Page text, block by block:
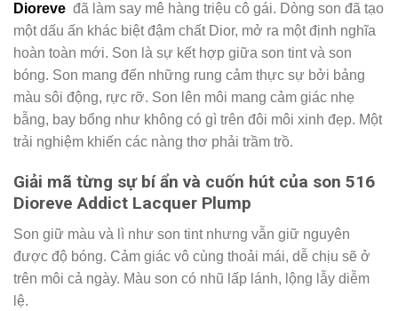
Dioreve đã làm say mê hàng triệu cô gái. Dòng son đã tạo
một dấu ấn khác biệt đậm chất Dior, mở ra một định nghĩa
hoàn toàn mới. Son là sự kết hợp giữa son tint và son
bóng. Son mang đến những rung cảm thực sự bởi bảng
màu sôi động, rực rỡ. Son lên môi mang cảm giác nhẹ
bẫng, bay bổng như không có gì trên đôi môi xinh đẹp. Một
trải nghiệm khiến các nàng thơ phải trầm trồ.
Giải mã từng sự bí ẩn và cuốn hút của son 516
Dioreve Addict Lacquer Plump
Son giữ màu và lì như son tint nhưng vẫn giữ nguyên
được độ bóng. Cảm giác vô cùng thoải mái, dễ chịu sẽ ở
trên môi cả ngày. Màu son có nhũ lấp lánh, lộng lẫy diễm
lệ.